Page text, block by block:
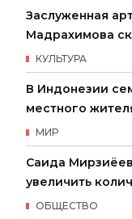
Заслуженная
Мадрахимова
КУЛЬТУРА
В Индонезии
местного
МИР
Саида
увеличить
ОБЩЕСТВО